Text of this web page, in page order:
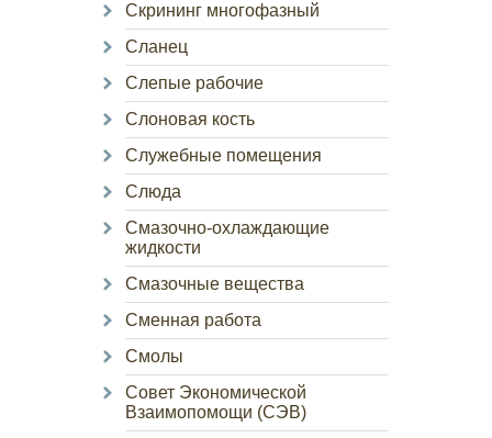
Скрининг многофазный
Сланец
Слепые рабочие
Слоновая кость
Служебные помещения
Слюда
Смазочно-охлаждающие
жидкости
Смазочные вещества
Сменная работа
Смолы
Совет Экономической
Взаимопомощи (СЭВ)